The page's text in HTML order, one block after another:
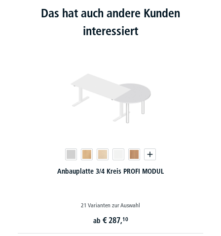
Das hat auch andere Kunden
interessiert
Anbauplatte 3/4 Kreis PROFI MODUL
21 Varianten zur Auswahl
ab € 287,10